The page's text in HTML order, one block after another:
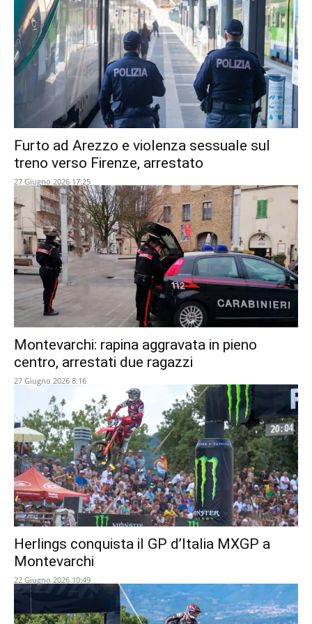
Furto ad Arezzo e violenza sessuale sul
treno verso Firenze, arrestato
27 Giugno 2026 17:25
Montevarchi: rapina aggravata in pieno
centro, arrestati due ragazzi
27 Giugno 2026 8:16
Herlings conquista il GP d’Italia MXGP a
Montevarchi
22 Giugno 2026 10:49